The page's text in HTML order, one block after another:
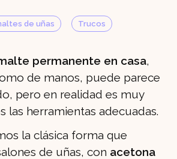
de uñas Trucos
permanente en casa,
de manos, puede parece
pero en realidad es muy
las herramientas adecuadas.
la clásica forma que
de uñas, con acetona